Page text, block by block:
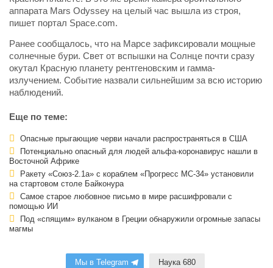
аппарата Mars Odyssey на целый час вышла из строя,
пишет портал Space.com.
Ранее сообщалось, что на Марсе зафиксировали мощные
солнечные бури. Свет от вспышки на Солнце почти сразу
окутал Красную планету рентгеновским и гамма-
излучением. Событие назвали сильнейшим за всю историю
наблюдений.
Еще по теме:
Опасные прыгающие черви начали распространяться в США
Потенциально опасный для людей альфа-коронавирус нашли в
Восточной Африке
Ракету «Союз-2.1а» с кораблем «Прогресс МС-34» установили
на стартовом столе Байконура
Самое старое любовное письмо в мире расшифровали с
помощью ИИ
Под «спящим» вулканом в Греции обнаружили огромные запасы
магмы
Мы в Telegram Наука 680